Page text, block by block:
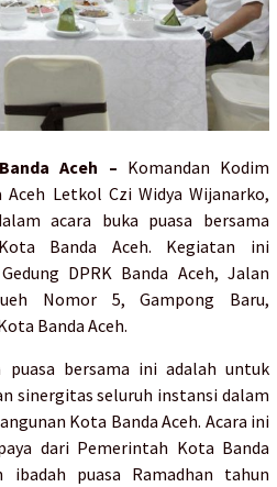
Aceh – Komandan Kodim
Letkol Czi Widya Wijanarko,
acara buka puasa bersama
Banda Aceh. Kegiatan ini
DPRK Banda Aceh, Jalan
Nomor 5, Gampong Baru,
Banda Aceh.
puasa bersama ini adalah untuk
sinergitas seluruh instansi dalam
Kota Banda Aceh. Acara ini
dari Pemerintah Kota Banda
ibadah puasa Ramadhan tahun